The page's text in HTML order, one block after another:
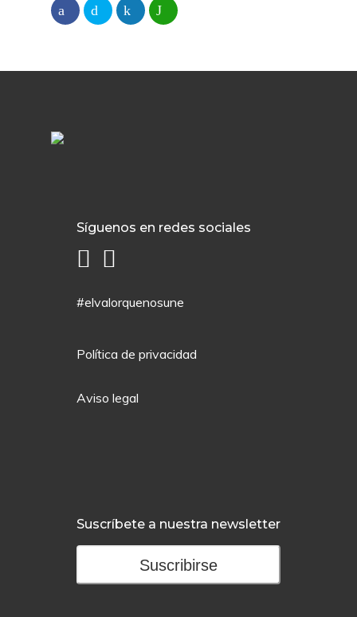
Síguenos en redes sociales
#elvalorquenosune
Política de privacidad
Aviso legal
Suscríbete a nuestra newsletter
Suscribirse